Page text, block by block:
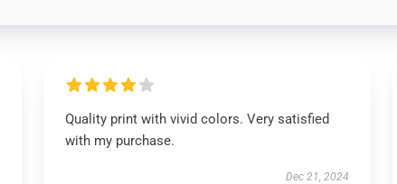
Quality print with vivid colors. Very satisfied
with my purchase.
Dec 21, 2024